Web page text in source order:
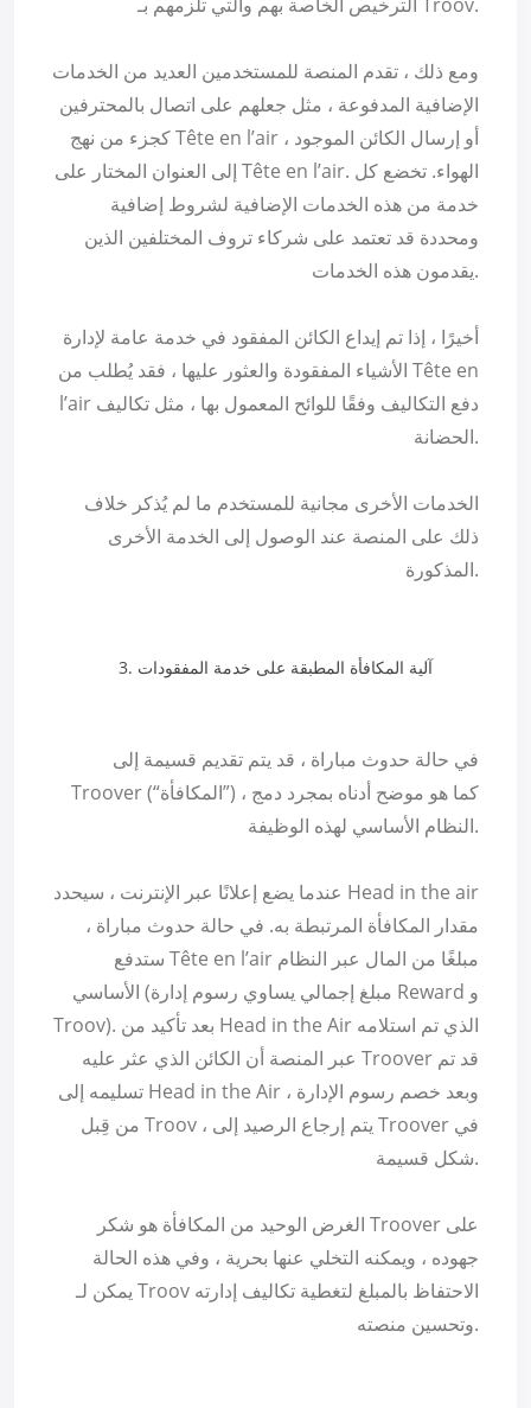
ومع ذلك ، تقدم المنصة للمستخدمين العديد من الخدمات
الإضافية المدفوعة ، مثل جعلهم على اتصال بالمحترفين
كجزء من نهج Tête en l’air ، أو إرسال الكائن الموجود
إلى العنوان المختار على Tête en l’air. الهواء. تخضع كل
خدمة من هذه الخدمات الإضافية لشروط إضافية
ومحددة قد تعتمد على شركاء تروف المختلفين الذين
يقدمون هذه الخدمات.
أخيرًا ، إذا تم إيداع الكائن المفقود في خدمة عامة لإدارة
الأشياء المفقودة والعثور عليها ، فقد يُطلب من Tête en
l’air دفع التكاليف وفقًا للوائح المعمول بها ، مثل تكاليف
الحضانة.
الخدمات الأخرى مجانية للمستخدم ما لم يُذكر خلاف
ذلك على المنصة عند الوصول إلى الخدمة الأخرى
المذكورة.
آلية المكافأة المطبقة على خدمة المفقودات
في حالة حدوث مباراة ، قد يتم تقديم قسيمة إلى
Troover (“المكافأة”) ، كما هو موضح أدناه بمجرد دمج
النظام الأساسي لهذه الوظيفة.
عندما يضع إعلانًا عبر الإنترنت ، سيحدد Head in the air
مقدار المكافأة المرتبطة به. في حالة حدوث مباراة ،
ستدفع Tête en l’air مبلغًا من المال عبر النظام
الأساسي (مبلغ إجمالي يساوي رسوم إدارة Reward و
Troov). بعد تأكيد من Head in the Air الذي تم استلامه
عبر المنصة أن الكائن الذي عثر عليه Troover قد تم
تسليمه إلى Head in the Air ، وبعد خصم رسوم الإدارة
من قِبل Troov ، يتم إرجاع الرصيد إلى Troover في
شكل قسيمة.
الغرض الوحيد من المكافأة هو شكر Troover على
جهوده ، ويمكنه التخلي عنها بحرية ، وفي هذه الحالة
يمكن لـ Troov الاحتفاظ بالمبلغ لتغطية تكاليف إدارته
وتحسين منصته.